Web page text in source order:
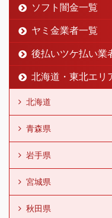
ソフト闇金一覧
ヤミ金業者一覧
後払いツケ払い業
北海道・東北エリ
北海道
青森県
岩手県
宮城県
秋田県